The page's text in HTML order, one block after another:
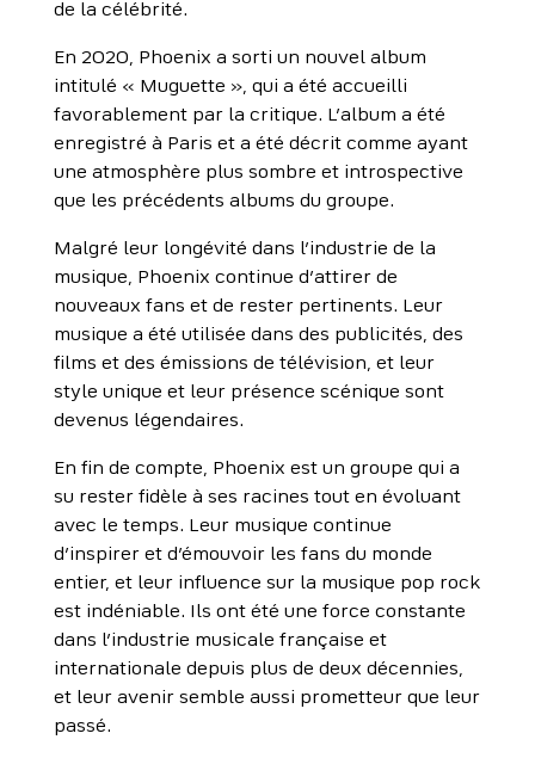
de la célébrité.
En 2020, Phoenix a sorti un nouvel album
intitulé « Muguette », qui a été accueilli
favorablement par la critique. L’album a été
enregistré à Paris et a été décrit comme ayant
une atmosphère plus sombre et introspective
que les précédents albums du groupe.
Malgré leur longévité dans l’industrie de la
musique, Phoenix continue d’attirer de
nouveaux fans et de rester pertinents. Leur
musique a été utilisée dans des publicités, des
films et des émissions de télévision, et leur
style unique et leur présence scénique sont
devenus légendaires.
En fin de compte, Phoenix est un groupe qui a
su rester fidèle à ses racines tout en évoluant
avec le temps. Leur musique continue
d’inspirer et d’émouvoir les fans du monde
entier, et leur influence sur la musique pop rock
est indéniable. Ils ont été une force constante
dans l’industrie musicale française et
internationale depuis plus de deux décennies,
et leur avenir semble aussi prometteur que leur
passé.